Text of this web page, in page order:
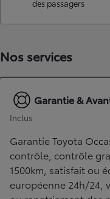
des passagers
Nos services
Garantie &
Inclus
Garantie Toyota
contrôle, contrôle
1500km, satisfait ou
européenne 24h/24,